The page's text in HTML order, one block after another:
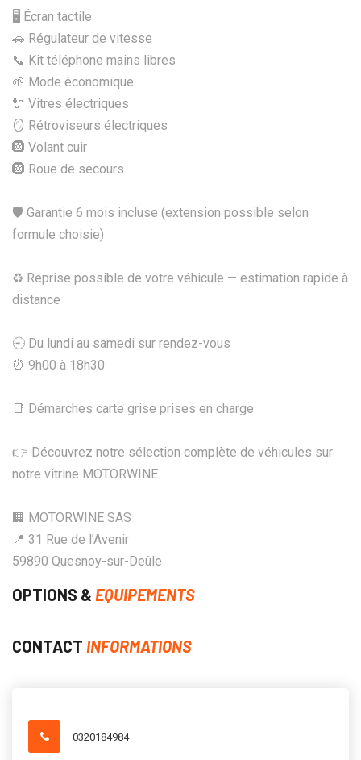
🖥️ Écran tactile
🚗 Régulateur de vitesse
📞 Kit téléphone mains libres
🌱 Mode économique
🔌 Vitres électriques
🪞 Rétroviseurs électriques
🛞 Volant cuir
🛞 Roue de secours
🛡️ Garantie 6 mois incluse (extension possible selon
formule choisie)
♻️ Reprise possible de votre véhicule — estimation rapide à
distance
🕘 Du lundi au samedi sur rendez-vous
⏰ 9h00 à 18h30
📑 Démarches carte grise prises en charge
👉 Découvrez notre sélection complète de véhicules sur
notre vitrine MOTORWINE
🏢 MOTORWINE SAS
📍 31 Rue de l’Avenir
59890 Quesnoy-sur-Deûle
OPTIONS & EQUIPEMENTS
CONTACT INFORMATIONS
0320184984